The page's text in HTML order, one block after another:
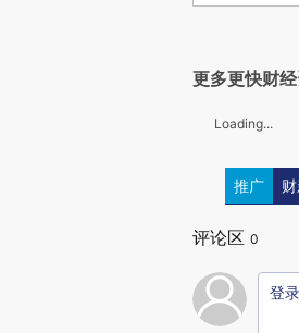
更多更快财
Loading...
推广
评论区 0
登录